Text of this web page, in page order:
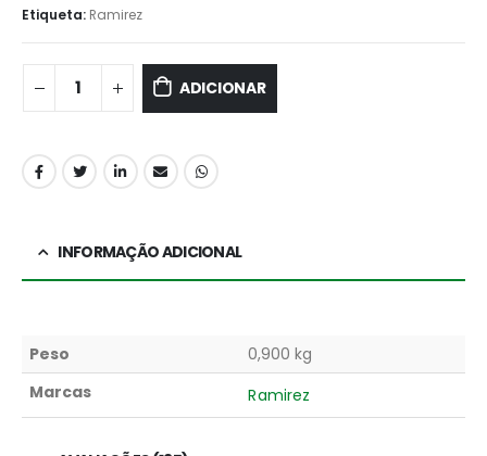
Etiqueta: Ramirez
ADICIONAR
INFORMAÇÃO ADICIONAL
Peso
0,900 kg
Marcas
Ramirez